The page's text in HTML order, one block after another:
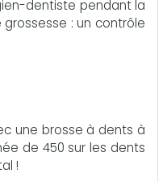
dentiste pendant la
: un contrôle
une brosse à dents à
de 450 sur les dents
!